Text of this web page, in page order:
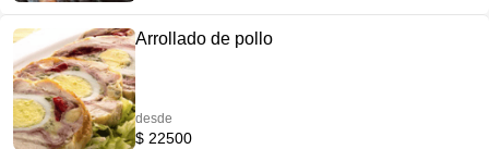
Arrollado de pollo
desde
$ 22500